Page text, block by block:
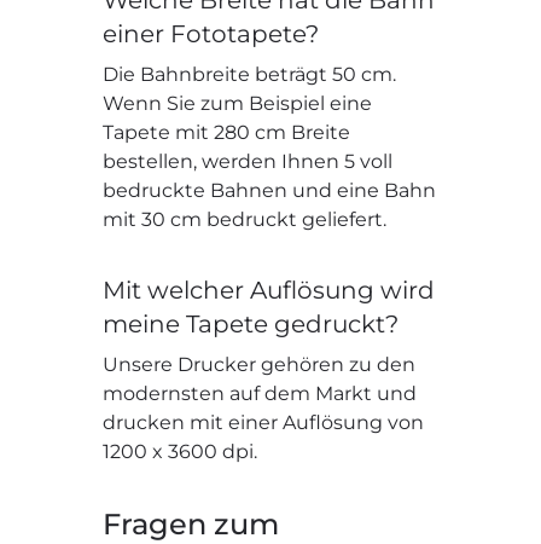
einer Fototapete?
Die Bahnbreite beträgt 50 cm.
Wenn Sie zum Beispiel eine
Tapete mit 280 cm Breite
bestellen, werden Ihnen 5 voll
bedruckte Bahnen und eine Bahn
mit 30 cm bedruckt geliefert.
Mit welcher Auflösung wird
meine Tapete gedruckt?
Unsere Drucker gehören zu den
modernsten auf dem Markt und
drucken mit einer Auflösung von
1200 x 3600 dpi.
Fragen zum